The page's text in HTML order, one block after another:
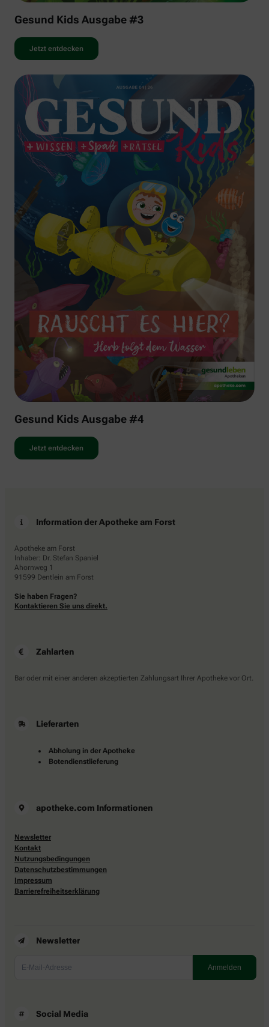
Gesund Kids Ausgabe #3
Jetzt entdecken
Gesund Kids Ausgabe #4
Jetzt entdecken
Information der Apotheke am Forst
Apotheke am Forst
Inhaber: Dr. Stefan Spaniel
Ahornweg 1
91599 Dentlein am Forst
Sie haben Fragen?
Kontaktieren Sie uns direkt.
Zahlarten
Bar oder mit einer anderen akzeptierten Zahlungsart Ihrer Apotheke vor Ort.
Lieferarten
Abholung in der Apotheke
Botendienstlieferung
apotheke.com Informationen
Newsletter
Kontakt
Nutzungsbedingungen
Datenschutzbestimmungen
Impressum
Barrierefreiheitserklärung
Newsletter
Social Media